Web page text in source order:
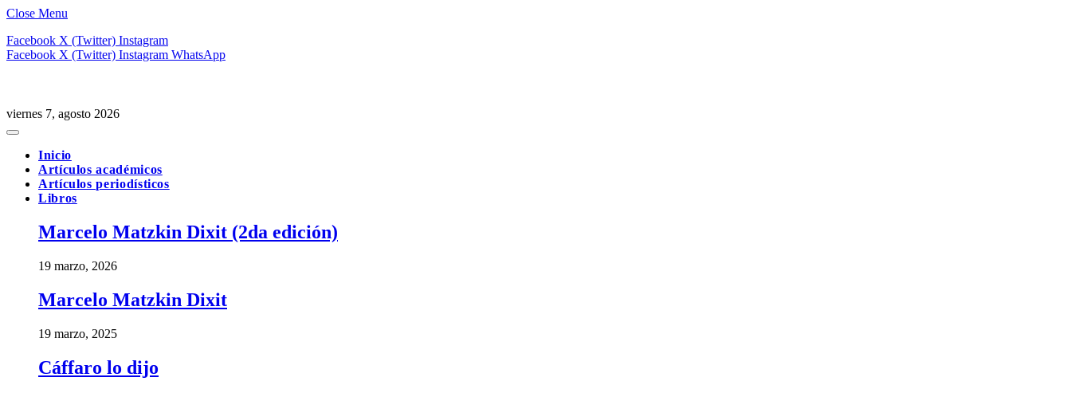
Close Menu
Facebook X (Twitter) Instagram
Facebook X (Twitter) Instagram WhatsApp
viernes 7, agosto 2026
Inicio
Artículos académicos
Artículos periodísticos
Libros
Marcelo Matzkin Dixit (2da edición)
19 marzo, 2026
Marcelo Matzkin Dixit
19 marzo, 2025
Cáffaro lo dijo